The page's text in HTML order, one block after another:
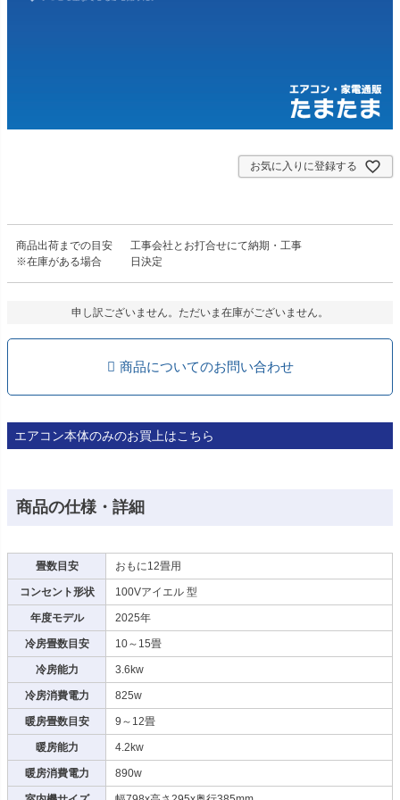
お気に入りに登録する
商品出荷までの目安
※在庫がある場合
工事会社とお打合せにて納期・工事
日決定
申し訳ございません。ただいま在庫がございません。
商品についてのお問い合わせ
エアコン本体のみのお買上はこちら
商品の仕様・詳細
畳数目安 おもに12畳用
コンセント形状 100Vアイエル 型
年度モデル 2025年
冷房畳数目安 10～15畳
冷房能力 3.6kw
冷房消費電力 825w
暖房畳数目安 9～12畳
暖房能力 4.2kw
暖房消費電力 890w